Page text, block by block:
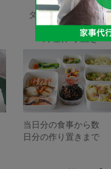
タスカジで依頼でき
料理作り置き
当日分の食事から数
日分の作り置きまで